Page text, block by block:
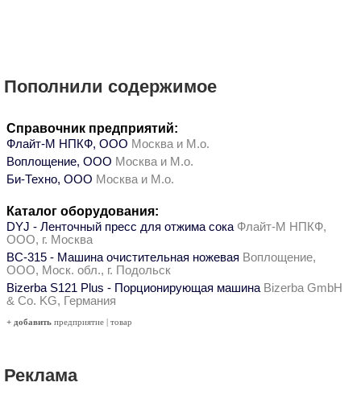
Пополнили содержимое
Справочник предприятий:
Флайт-М НПКФ, ООО Москва и М.о.
Воплощение, ООО Москва и М.о.
Би-Техно, ООО Москва и М.о.
Каталог оборудования:
DYJ - Ленточный пресс для отжима сока Флайт-М НПКФ,
ООО, г. Москва
ВС-315 - Машина очистительная ножевая Воплощение,
ООО, Моск. обл., г. Подольск
Bizerba S121 Plus - Порционирующая машина Bizerba GmbH
& Co. KG, Германия
+ добавить предприятие | товар
Реклама